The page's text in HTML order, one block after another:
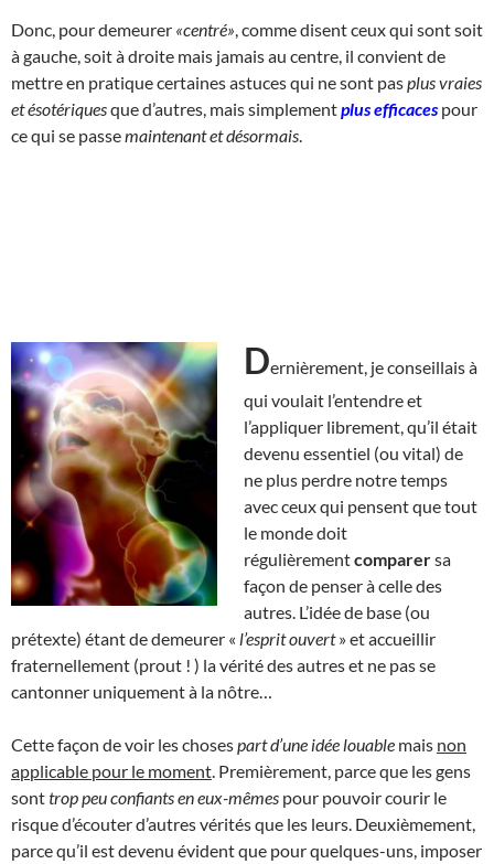
Donc, pour demeurer «centré» , comme disent ceux qui sont soit
à gauche, soit à droite mais jamais au centre, il convient de
mettre en pratique certaines astuces qui ne sont pasplus vraies
et ésotériquesque d’autres, mais simplementplus efficacespour
ce qui se passemaintenant et désormais
Dernièrement, je conseillais à
qui voulait l’entendre et
l’appliquer librement, qu’il était
devenu essentiel (ou vital) de
ne plus perdre notre temps
avec ceux qui pensent que tout
le monde doit
régulièrementcomparersa
façon de penser à celle des
autres. L’idée de base (ou
prétexte) étant de demeurer « l’esprit ouvert» et accueillir
fraternellement (prout ! ) la vérité des autres et ne pas se
cantonner uniquement à la nôtre…
Cette façon de voir les chosespart d’une idée louable mais non
applicable pour le moment . Premièrement, parce que les gens
sonttrop peu confiants en eux-mêmes pour pouvoir courir le
risque d’écouter d’autres vérités que les leurs. Deuxièmement,
parce qu’il est devenu évident que pour quelques-uns, imposer